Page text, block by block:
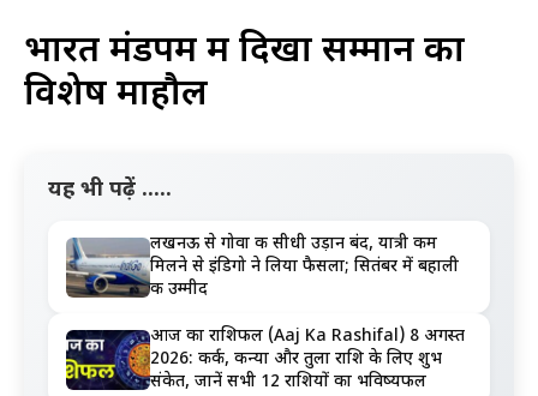
भारत मंडपम में दिखा सम्मान का
विशेष माहौल
यह भी पढ़ें .....
लखनऊ से गोवा की सीधी उड़ान बंद, यात्री कम
मिलने से इंडिगो ने लिया फैसला; सितंबर में बहाली
की उम्मीद
आज का राशिफल (Aaj Ka Rashifal) 8 अगस्त
2026: कर्क, कन्या और तुला राशि के लिए शुभ
संकेत, जानें सभी 12 राशियों का भविष्यफल